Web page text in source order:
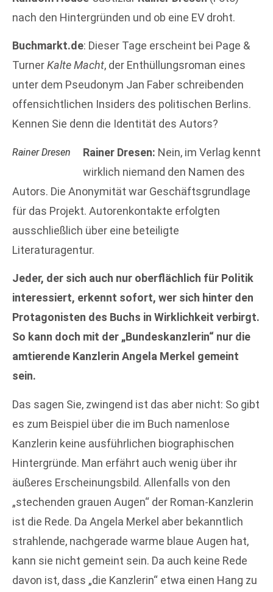
nach den Hintergründen und ob eine EV droht.
Buchmarkt.de: Dieser Tage erscheint bei Page &
TurnerKalte Macht, der Enthüllungsroman eines
unter dem Pseudonym Jan Faber schreibenden
offensichtlichen Insiders des politischen Berlins.
Kennen Sie denn die Identität des Autors?
Rainer Dresen Rainer Dresen: Nein, im Verlag kennt
wirklich niemand den Namen des
Autors. Die Anonymität war Geschäftsgrundlage
für das Projekt. Autorenkontakte erfolgten
ausschließlich über eine beteiligte
Literaturagentur.
Jeder, der sich auch nur oberflächlich für Politik
interessiert, erkennt sofort, wer sich hinter den
Protagonisten des Buchs in Wirklichkeit verbirgt.
So kann doch mit der „Bundeskanzlerin“ nur die
amtierende Kanzlerin Angela Merkel gemeint
sein.
Das sagen Sie, zwingend ist das aber nicht: So gibt
es zum Beispiel über die im Buch namenlose
Kanzlerin keine ausführlichen biographischen
Hintergründe. Man erfährt auch wenig über ihr
äußeres Erscheinungsbild. Allenfalls von den
„stechenden grauen Augen“ der Roman-Kanzlerin
ist die Rede. Da Angela Merkel aber bekanntlich
strahlende, nachgerade warme blaue Augen hat,
kann sie nicht gemeint sein. Da auch keine Rede
davon ist, dass „die Kanzlerin“ etwa einen Hang zu